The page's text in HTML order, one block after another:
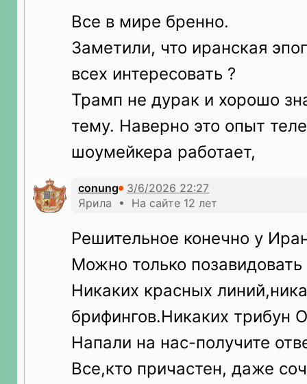
Все в мире бренно.
Заметили, что иранская
всех интересовать ?
Трамп не дурак и хорошо
тему. Наверно это опыт
шоумейкера работает,
conung
Ярила • На сайте 12 лет
Решительное конечно у
Можно только
Никаких красных
брифингов.Никаких трибун
Напали на нас-получите
Все,кто причастен, даже